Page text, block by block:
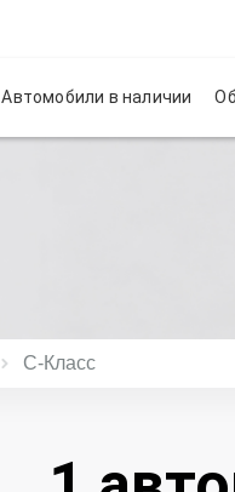
Автомобили в наличии
C‑Класс